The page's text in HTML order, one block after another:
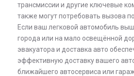
трансмиссии и другие ключевые
также могут потребовать вызова
Если ваш легковой автомобиль
города или на мало освещённой
эвакуатора и доставка авто
эффективную доставку вашего
ближайшего автосервиса или